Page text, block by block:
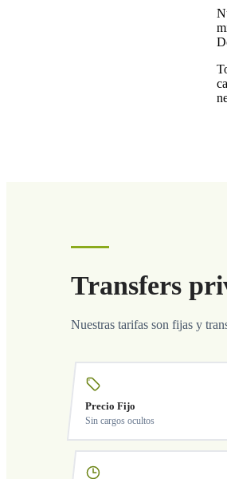
Transfers
Nuestras tarifas son fijas y
Precio Fijo
Sin cargos ocultos